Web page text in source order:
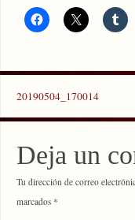
20190504_170014
Deja un
Tu dirección de correo
marcados *